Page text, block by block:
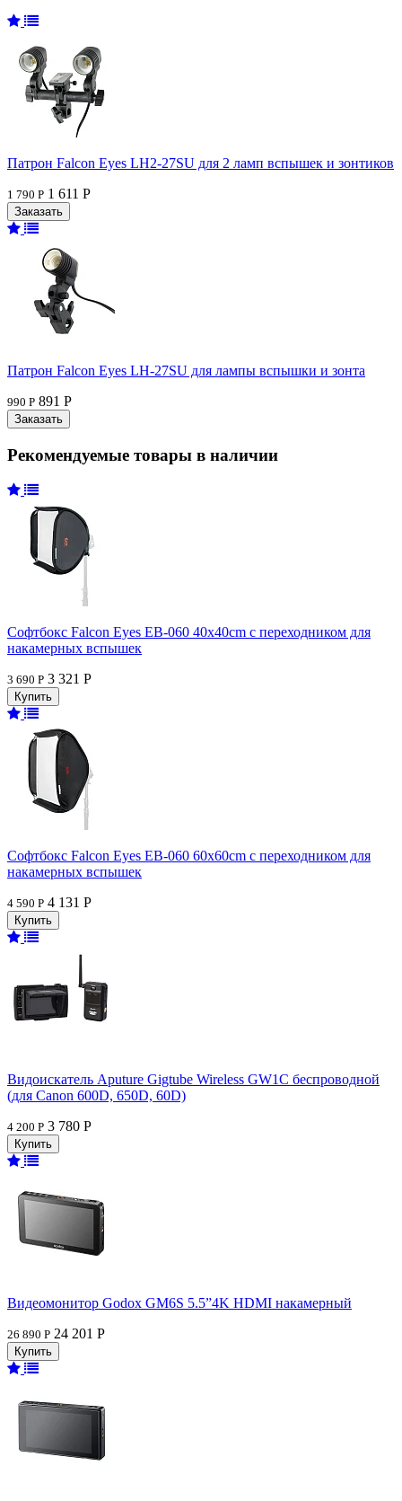
Патрон Falcon Eyes LH2-27SU для 2 ламп вспышек и зонтиков
1 790 Р 1 611 Р
Патрон Falcon Eyes LH-27SU для лампы вспышки и зонта
990 Р 891 Р
Рекомендуемые товары в наличии
Софтбокс Falcon Eyes EB-060 40x40cm с переходником для
накамерных вспышек
3 690 Р 3 321 Р
Софтбокс Falcon Eyes EB-060 60x60cm с переходником для
накамерных вспышек
4 590 Р 4 131 Р
Видоискатель Aputure Gigtube Wireless GW1C беспроводной
(для Canon 600D, 650D, 60D)
4 200 Р 3 780 Р
Видеомонитор Godox GM6S 5.5”4K HDMI накамерный
26 890 Р 24 201 Р